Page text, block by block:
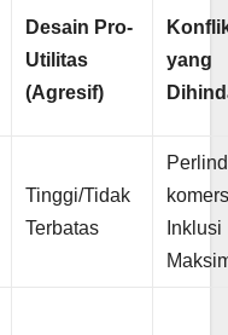
Desain Pro-
Utilitas
(Agresif)
yang
Tinggi/Tidak
Terbatas